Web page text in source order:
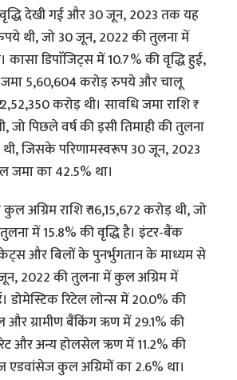
देखी गई और 30 जून, 2023 तक यह
थी, जो 30 जून, 2022 की तुलना में
कासा डिपाॅजिट्स में 10.7% की वृद्धि हुई,
5,60,604 करोड़ रुपये और चालू
करोड़ थी। सावधि जमा राशि ₹
जो पिछले वर्ष की इसी तिमाही की तुलना
थी, जिसके परिणामस्वरूप 30 जून, 2023
का 42.5% था।
अग्रिम राशि ₹ 16,15,672 करोड़ थी, जो
में 15.8% की वृद्धि है। इंटर-बैंक
और बिलों के पुनर्भुगतान के माध्यम से
2022 की तुलना में कुल अग्रिम में
डोमेस्टिक रिटेल लोन्स में 20.0% की
और ग्रामीण बैंकिंग ऋण में 29.1% की
और अन्य होलसेल ऋण में 11.2% की
एडवांसेज कुल अग्रिमों का 2.6% था।